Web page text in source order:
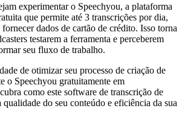
experimentar o Speechyou, a plataforma
que permite até 3 transcrições por dia,
fornecer dados de cartão de crédito. Isso torna
testarem a ferramenta e perceberem
seu fluxo de trabalho.
de otimizar seu processo de criação de
o Speechyou gratuitamente em
como este software de transcrição de
qualidade do seu conteúdo e eficiência da sua